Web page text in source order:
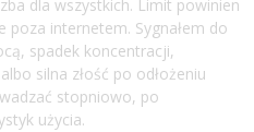
dla wszystkich. Limit powinien
poza internetem. Sygnałem do
spadek koncentracji,
silna złość po odłożeniu
stopniowo, po
użycia.